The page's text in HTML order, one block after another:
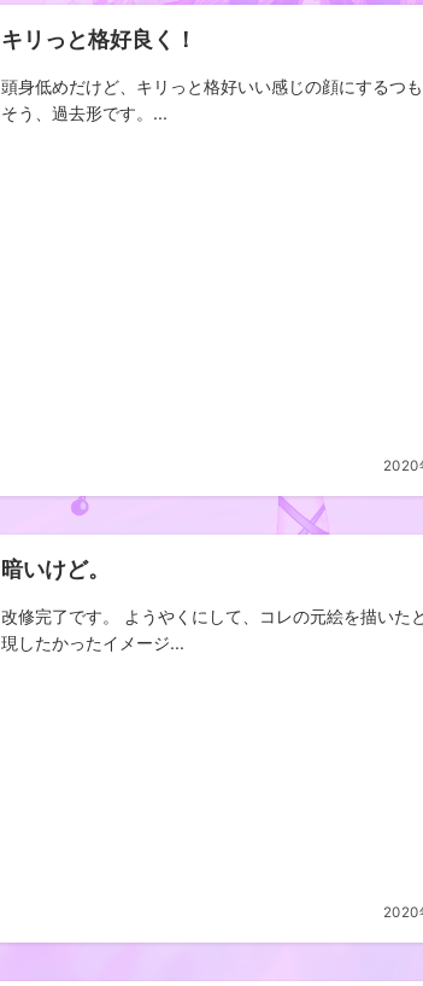
キリっと格好良く！
頭身低めだけど、キリっと格好いい感じの顔にするつも
そう、過去形です。...
2020
暗いけど。
改修完了です。 ようやくにして、コレの元絵を描いた
現したかったイメージ...
2020